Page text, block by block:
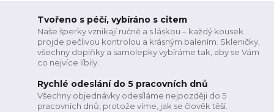
Tvořeno s péčí, vybíráno s citem
Naše šperky vznikají ručně a s láskou – každý kousek
projde pečlivou kontrolou a krásným balením. Skleničky,
všechny doplňky a samolepky vybíráme tak, aby se Vám
co nejvíce líbily.
Rychlé odeslání do 5 pracovních dnů
Všechny objednávky odesíláme nejpozději do 5
pracovních dnů, protože víme, jak se člověk těší.